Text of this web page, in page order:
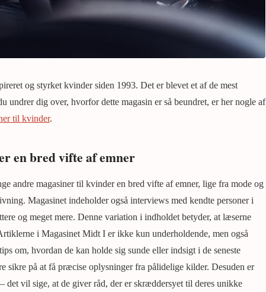
og styrket kvinder siden 1993. Det er blevet et af de mest
dig over, hvorfor dette magasin er så beundret, er her nogle af
til kvinder.
en bred vifte af emner
andre magasiner til kvinder en bred vifte af emner, lige fra mode og
Magasinet indeholder også interviews med kendte personer i
og meget mere. Denne variation i indholdet betyder, at læserne
i Magasinet Midt I er ikke kun underholdende, men også
om, hvordan de kan holde sig sunde eller indsigt i de seneste
sikre på at få præcise oplysninger fra pålidelige kilder. Desuden er
det vil sige, at de giver råd, der er skræddersyet til deres unikke